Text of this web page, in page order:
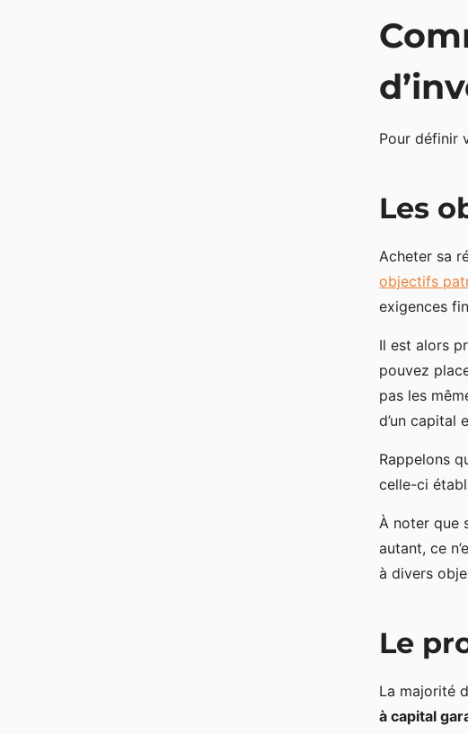
Pour définir
Les
Acheter sa
objectifs
exigences
Il est alors
pouvez
pas les
d’un capital
Rappelons
celle-ci
À noter que
autant, ce
à divers
Le
La majorité
à capital